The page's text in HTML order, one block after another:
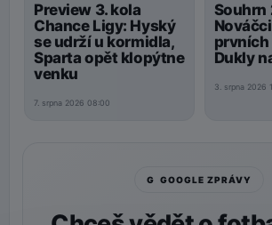
Preview 3. kola
Chance Ligy: Hyský
se udrží u kormidla,
Sparta opět klopýtne
venku
7. srpna 2026 08:00
Souhrn
prvních
Dukly
3. srpna 2026
G GOOGLE ZPRÁVY